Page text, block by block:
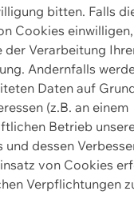
bitten. Falls
Cookies
der Verarbeitung
Andernfalls
Daten auf
(z.B. an einem
Betrieb
und dessen
von Cookies
Verpflichtungen